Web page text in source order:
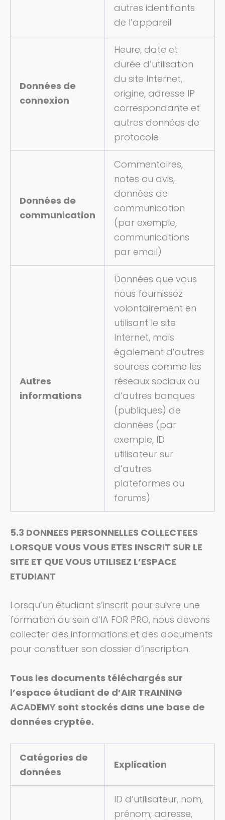
autres identifiants
de l’appareil
Données de
connexion
Heure, date et
durée d’utilisation
du site Internet,
origine, adresse IP
correspondante et
autres données de
protocole
Données de
communication
Commentaires,
notes ou avis,
données de
communication
(par exemple,
communications
par email)
Autres
informations
Données que vous
nous fournissez
volontairement en
utilisant le site
Internet, mais
également d’autres
sources comme les
réseaux sociaux ou
d’autres banques
(publiques) de
données (par
exemple, ID
utilisateur sur
d’autres
plateformes ou
forums)
5.3 DONNEES PERSONNELLES COLLECTEES
LORSQUE VOUS VOUS ETES INSCRIT SUR LE
SITE ET QUE VOUS UTILISEZ L’ESPACE
ETUDIANT
Lorsqu’un étudiant s’inscrit pour suivre une
formation au sein d’IA FOR PRO, nous devons
collecter des informations et des documents
pour constituer son dossier d’inscription.
Tous les documents téléchargés sur
l’espace étudiant de d’AIR TRAINING
ACADEMY sont stockés dans une base de
données cryptée.
Catégories de
données
Explication
ID d’utilisateur, nom,
prénom, adresse,